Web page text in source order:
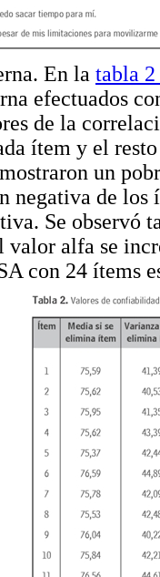
En la tabla 2
efectuados
de la
ítem y el
un
negativa de los
Se observó
valor alfa se
con 24 ítems